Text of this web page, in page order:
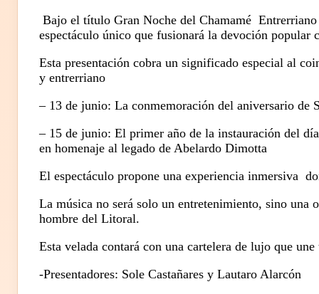
Bajo el título Gran Noche del Chamamé
espectáculo único que fusionará la devoción popular
Esta presentación cobra un significado especial al
y entrerriano
– 13 de junio: La conmemoración del aniversario de
– 15 de junio: El primer año de la instauración del
en homenaje al legado de Abelardo Dimotta
El espectáculo propone una experiencia inmersiva
La música no será solo un entretenimiento, sino
hombre del Litoral.
Esta velada contará con una cartelera de lujo que
-Presentadores: Sole Castañares y Lautaro Alarcón